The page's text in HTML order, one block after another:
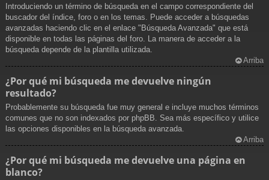
Introduciendo un término de búsqueda en el campo correspondiente del
buscador del índice, foro o en los temas. Puede acceder a búsquedas
avanzadas haciendo clic en el enlace "Búsqueda Avanzada" que está
disponible en todas las páginas del foro. La manera de acceder a la
búsqueda depende de la plantilla utilizada.
Arriba
¿Por qué mi búsqueda me devuelve ningún
resultado?
Probablemente su búsqueda fue muy general e incluye muchos términos
comunes que no son indexados por phpBB. Sea más específico y utilice
las opciones disponibles en la búsqueda avanzada.
Arriba
¿Por qué mi búsqueda me devuelve una página en
blanco?